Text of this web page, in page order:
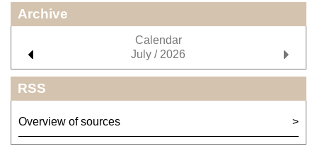
Archive
Calendar
July / 2026
RSS
Overview of sources